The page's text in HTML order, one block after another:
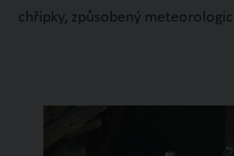
chřipky, způsobený